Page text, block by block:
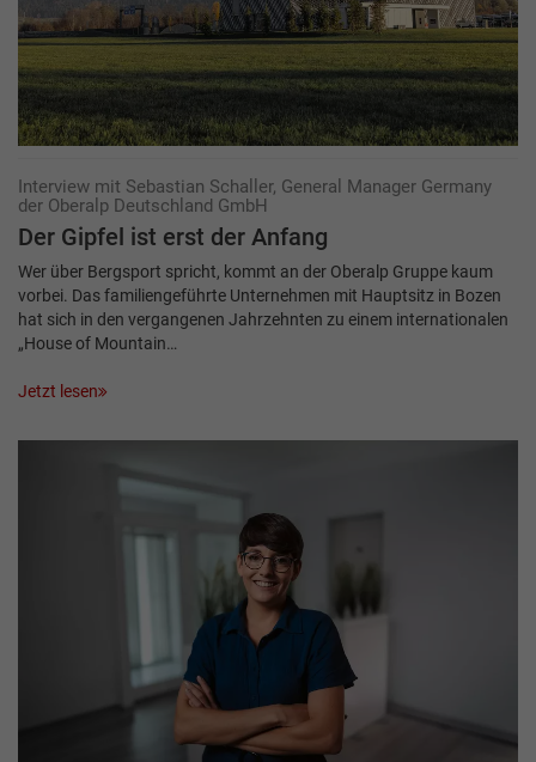
Interview mit Sebastian Schaller, General Manager Germany
der Oberalp Deutschland GmbH
Der Gipfel ist erst der Anfang
Wer über Bergsport spricht, kommt an der Oberalp Gruppe kaum
vorbei. Das familiengeführte Unternehmen mit Hauptsitz in Bozen
hat sich in den vergangenen Jahrzehnten zu einem internationalen
„House of Mountain…
Jetzt lesen